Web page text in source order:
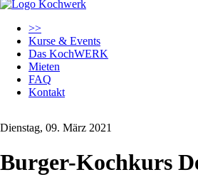
überspringen
>>
Kurse & Events
Das KochWERK
Mieten
FAQ
Kontakt
Dienstag, 09. März 2021
Burger-Kochkurs